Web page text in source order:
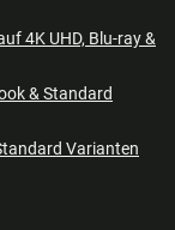
4K UHD, Blu-ray &
& Standard
Varianten